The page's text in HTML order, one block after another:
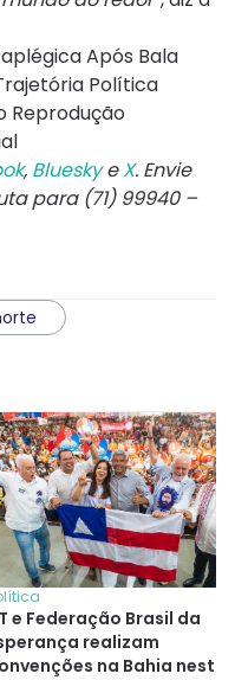
, BlueskyeX. Envie
para (71) 99940 –
e Federação Brasil da
realizam
na Bahia nesta